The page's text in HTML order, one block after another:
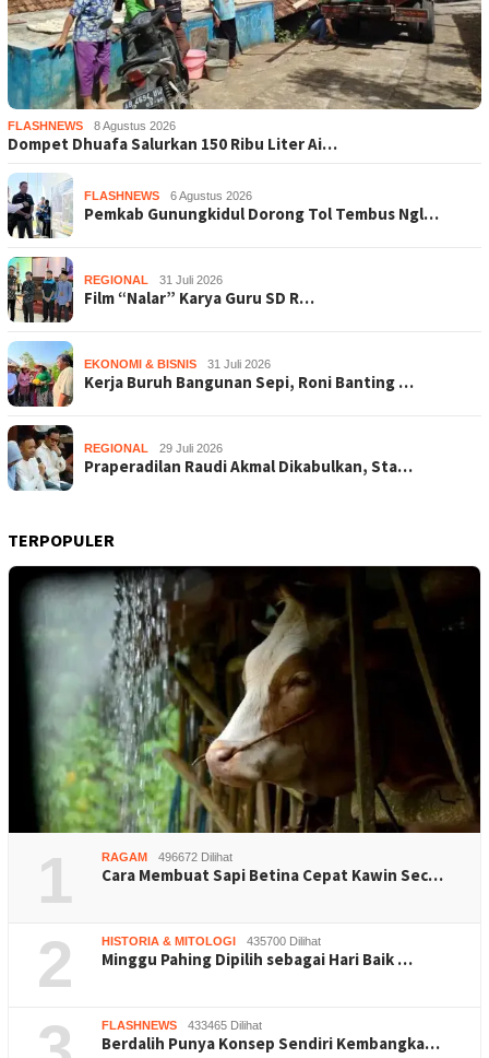
FLASHNEWS 8 Agustus 2026
Dompet Dhuafa Salurkan 150 Ribu Liter Ai…
FLASHNEWS 6 Agustus 2026
Pemkab Gunungkidul Dorong Tol Tembus Ngl…
REGIONAL 31 Juli 2026
Film “Nalar” Karya Guru SD R…
EKONOMI & BISNIS 31 Juli 2026
Kerja Buruh Bangunan Sepi, Roni Banting …
REGIONAL 29 Juli 2026
Praperadilan Raudi Akmal Dikabulkan, Sta…
TERPOPULER
1 RAGAM 496672 Dilihat
Cara Membuat Sapi Betina Cepat Kawin Sec…
2 HISTORIA & MITOLOGI 435700 Dilihat
Minggu Pahing Dipilih sebagai Hari Baik …
FLASHNEWS 433465 Dilihat
Berdalih Punya Konsep Sendiri Kembangka…